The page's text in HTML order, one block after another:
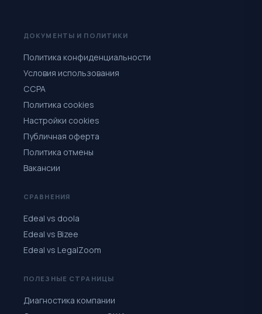
ДОКУМЕНТЫ И ПОЛИТИКИ
Политика конфиденциальности
Условия использования
CCPA
Политика cookies
Настройки cookies
Публичная оферта
Политика отмены
Вакансии
СРАВНЕНИЯ
Edeal vs doola
Edeal vs Bizee
Edeal vs LegalZoom
ПОЛЕЗНЫЕ СТРАНИЦЫ
Диагностика компании